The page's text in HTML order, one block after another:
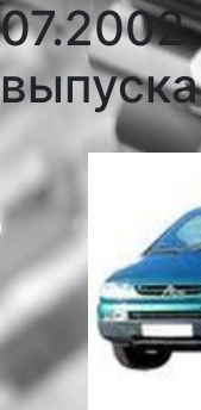
07.2002
выпуска